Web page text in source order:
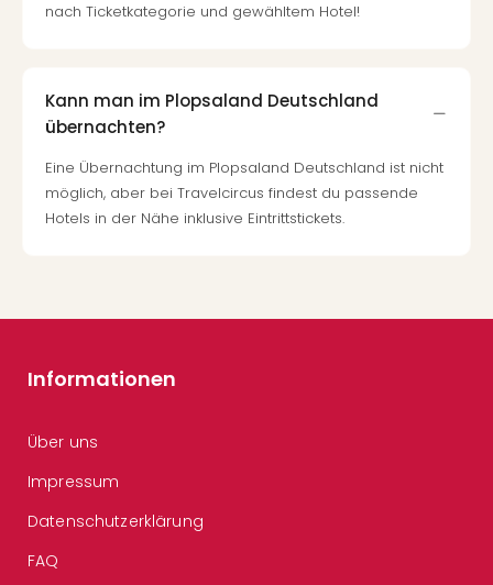
nach Ticketkategorie und gewähltem Hotel!
Kann man im Plopsaland Deutschland
übernachten?
Eine Übernachtung im Plopsaland Deutschland ist nicht
möglich, aber bei Travelcircus findest du passende
Hotels in der Nähe inklusive Eintrittstickets.
Informationen
Über uns
Impressum
Datenschutzerklärung
FAQ